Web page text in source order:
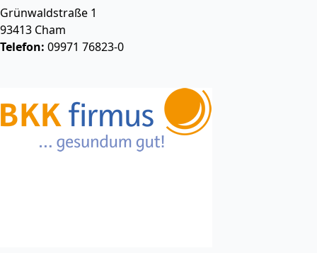
Grünwaldstraße 1
93413 Cham
Telefon: 09971 76823-0